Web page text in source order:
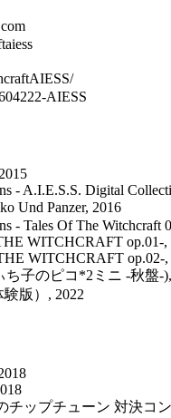
AIESS
- A.I.E.S.S. Digital
Und Panzer, 2016
- Tales Of The Witchcraft
WITCHCRAFT op.01-,
WITCHCRAFT op.02-
ち子のピコ*2ミニ -秋盤-)
版） , 2022
チップチューン 対決コ